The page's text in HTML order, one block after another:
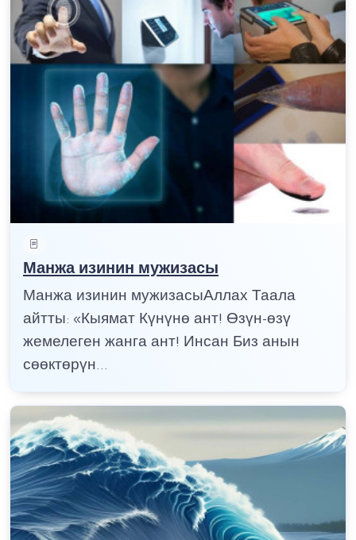
Манжа изинин мужизасы
Манжа изинин мужизасыАллах Таала
айтты: «Кыямат Күнүнө ант! Өзүн-өзү
жемелеген жанга ант! Инсан Биз анын
сөөктөрүн...